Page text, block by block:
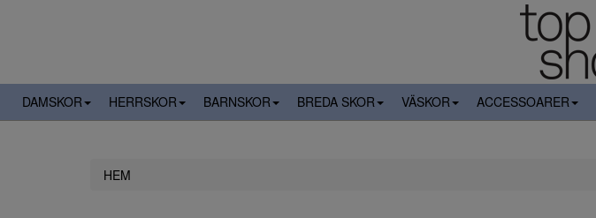
DAMSKOR HERRSKOR BARNSKOR BREDA SKOR VÄSKOR ACCESSOARER
HEM